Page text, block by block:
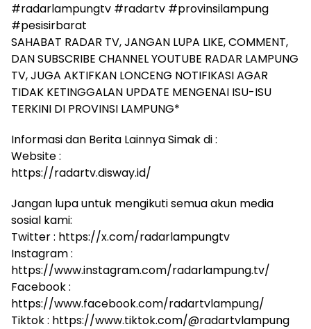
#radarlampungtv #radartv #provinsilampung
#pesisirbarat
SAHABAT RADAR TV, JANGAN LUPA LIKE, COMMENT,
DAN SUBSCRIBE CHANNEL YOUTUBE RADAR LAMPUNG
TV, JUGA AKTIFKAN LONCENG NOTIFIKASI AGAR
TIDAK KETINGGALAN UPDATE MENGENAI ISU-ISU
TERKINI DI PROVINSI LAMPUNG*
Informasi dan Berita Lainnya Simak di :
Website :
https://radartv.disway.id/
Jangan lupa untuk mengikuti semua akun media
sosial kami:
Twitter : https://x.com/radarlampungtv
Instagram :
https://www.instagram.com/radarlampung.tv/
Facebook :
https://www.facebook.com/radartvlampung/
Tiktok : https://www.tiktok.com/@radartvlampung